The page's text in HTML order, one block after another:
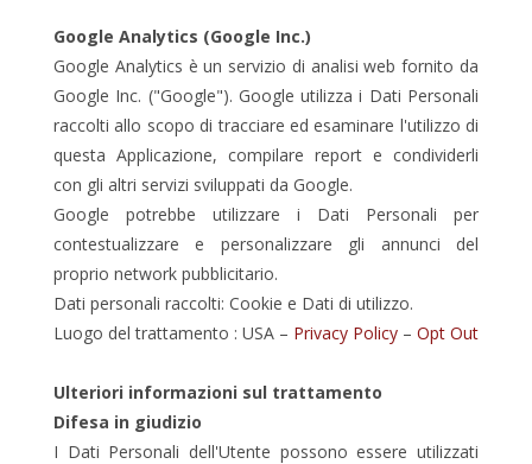
Google Analytics (Google Inc.)
Google Analytics è un servizio di analisi web fornito da
Google Inc. ("Google"). Google utilizza i Dati Personali
raccolti allo scopo di tracciare ed esaminare l'utilizzo di
questa Applicazione, compilare report e condividerli
con gli altri servizi sviluppati da Google.
Google potrebbe utilizzare i Dati Personali per
contestualizzare e personalizzare gli annunci del
proprio network pubblicitario.
Dati personali raccolti: Cookie e Dati di utilizzo.
Luogo del trattamento : USA – Privacy Policy – Opt Out
Ulteriori informazioni sul trattamento
Difesa in giudizio
I Dati Personali dell'Utente possono essere utilizzati